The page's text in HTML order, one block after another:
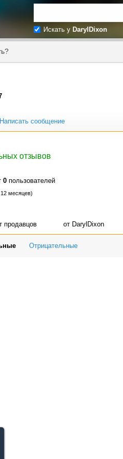
Искать у DarylDixon
Написать сообщение
отзывов
0 пользователей
месяцев)
продавцов от DarylDixon
Отрицательные